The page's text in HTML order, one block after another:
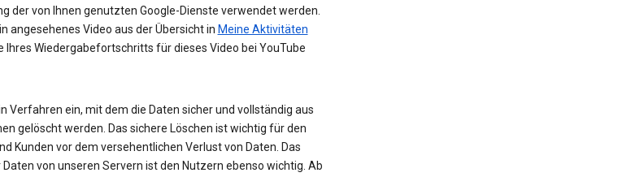
der von Ihnen genutzten Google-Dienste verwendet werden.
angesehenes Video aus der Übersicht in Meine Aktivitäten
Ihres Wiedergabefortschritts für dieses Video bei YouTube
Verfahren ein, mit dem die Daten sicher und vollständig aus
gelöscht werden. Das sichere Löschen ist wichtig für den
Kunden vor dem versehentlichen Verlust von Daten. Das
von unseren Servern ist den Nutzern ebenso wichtig. Ab